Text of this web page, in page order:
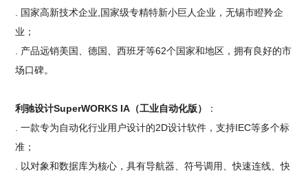
. 国家高新技术企业,国家级专精特新小巨人企业，无锡市瞪羚企
业；
. 产品远销美国、德国、西班牙等62个国家和地区，拥有良好的市
场口碑。
利驰设计SuperWORKS IA（工业自动化版）
：
. 一款专为自动化行业用户设计的2D设计软件，支持IEC等多个标
准；
. 以对象和数据库为核心，具有导航器、符号调用、快速连线、快